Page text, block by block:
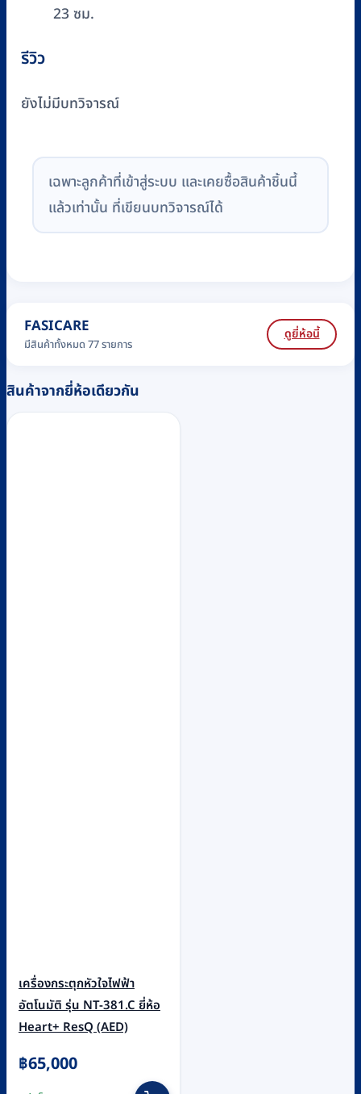
23 ซม.
รีวิว
ยังไม่มีบทวิจารณ์
เฉพาะลูกค้าที่เข้าสู่ระบบ และเคยซื้อสินค้าชิ้นนี้
แล้วเท่านั้น ที่เขียนบทวิจารณ์ได้
FASICARE
มีสินค้าทั้งหมด 77 รายการ
ดูยี่ห้อนี้
สินค้าจากยี่ห้อเดียวกัน
เครื่องกระตุกหัวใจไฟฟ้า
อัตโนมัติ รุ่น NT-381.C ยี่ห้อ
Heart+ ResQ (AED)
฿65,000